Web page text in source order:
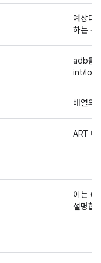
예상대
하는 유
adb를
int/
배열의
ART
이는
설명합